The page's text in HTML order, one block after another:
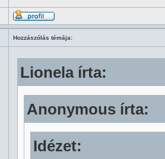
Hozzászólás témája:
Lionela írta:
Anonymous írta:
Idézet: